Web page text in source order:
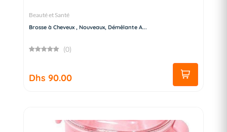
Beauté et Santé
Brosse à Cheveux , Nouveaux, Démêlante A...
(0)
Dhs 90.00